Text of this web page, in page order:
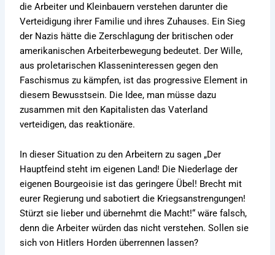
die Arbeiter und Kleinbauern verstehen darunter die
Verteidigung ihrer Familie und ihres Zuhauses. Ein Sieg
der Nazis hätte die Zerschlagung der britischen oder
amerikanischen Arbeiterbewegung bedeutet. Der Wille,
aus proletarischen Klasseninteressen gegen den
Faschismus zu kämpfen, ist das progressive Element in
diesem Bewusstsein. Die Idee, man müsse dazu
zusammen mit den Kapitalisten das Vaterland
verteidigen, das reaktionäre.
In dieser Situation zu den Arbeitern zu sagen „Der
Hauptfeind steht im eigenen Land! Die Niederlage der
eigenen Bourgeoisie ist das geringere Übel! Brecht mit
eurer Regierung und sabotiert die Kriegsanstrengungen!
Stürzt sie lieber und übernehmt die Macht!“ wäre falsch,
denn die Arbeiter würden das nicht verstehen. Sollen sie
sich von Hitlers Horden überrennen lassen?